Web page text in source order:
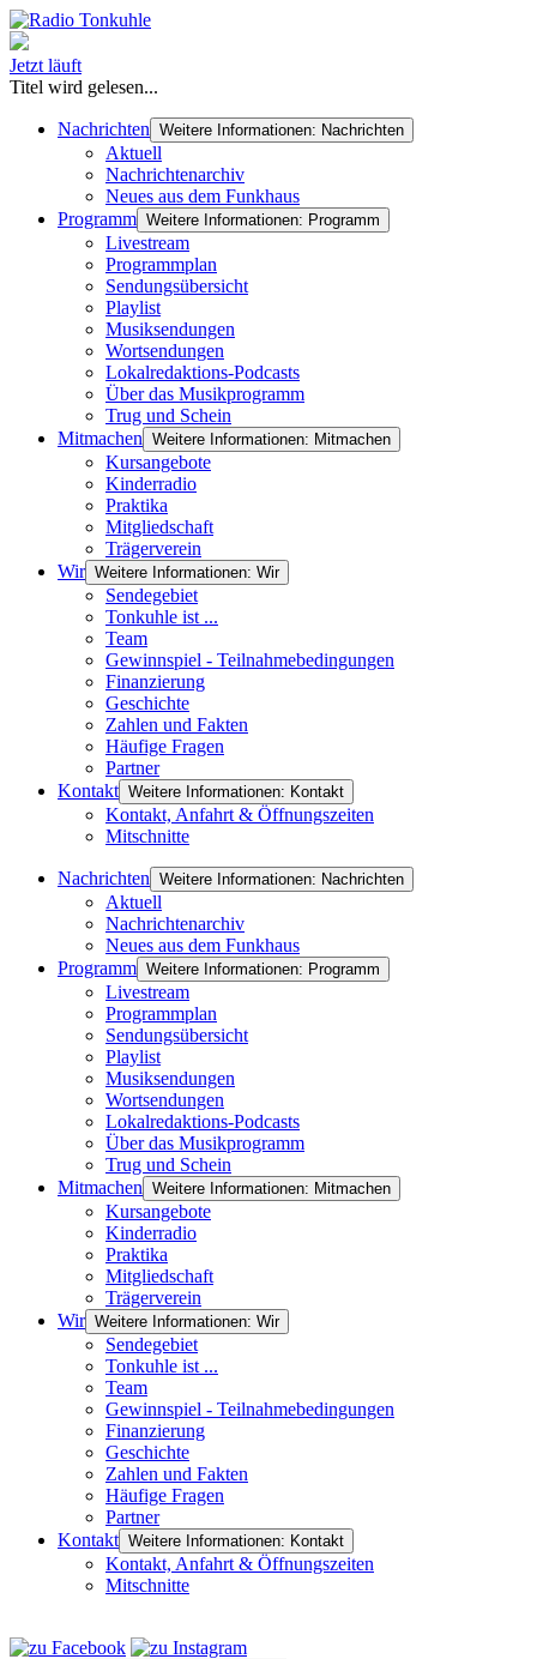
Jetzt läuft
Titel wird gelesen...
Nachrichten Weitere Informationen: Nachrichten
Aktuell
Nachrichtenarchiv
Neues aus dem Funkhaus
Programm Weitere Informationen: Programm
Livestream
Programmplan
Sendungsübersicht
Playlist
Musiksendungen
Wortsendungen
Lokalredaktions-Podcasts
Über das Musikprogramm
Trug und Schein
Mitmachen Weitere Informationen: Mitmachen
Kursangebote
Kinderradio
Praktika
Mitgliedschaft
Trägerverein
Wir Weitere Informationen: Wir
Sendegebiet
Tonkuhle ist ...
Team
Gewinnspiel - Teilnahmebedingungen
Finanzierung
Geschichte
Zahlen und Fakten
Häufige Fragen
Partner
Kontakt Weitere Informationen: Kontakt
Kontakt, Anfahrt & Öffnungszeiten
Mitschnitte
Nachrichten Weitere Informationen: Nachrichten
Aktuell
Nachrichtenarchiv
Neues aus dem Funkhaus
Programm Weitere Informationen: Programm
Livestream
Programmplan
Sendungsübersicht
Playlist
Musiksendungen
Wortsendungen
Lokalredaktions-Podcasts
Über das Musikprogramm
Trug und Schein
Mitmachen Weitere Informationen: Mitmachen
Kursangebote
Kinderradio
Praktika
Mitgliedschaft
Trägerverein
Wir Weitere Informationen: Wir
Sendegebiet
Tonkuhle ist ...
Team
Gewinnspiel - Teilnahmebedingungen
Finanzierung
Geschichte
Zahlen und Fakten
Häufige Fragen
Partner
Kontakt Weitere Informationen: Kontakt
Kontakt, Anfahrt & Öffnungszeiten
Mitschnitte